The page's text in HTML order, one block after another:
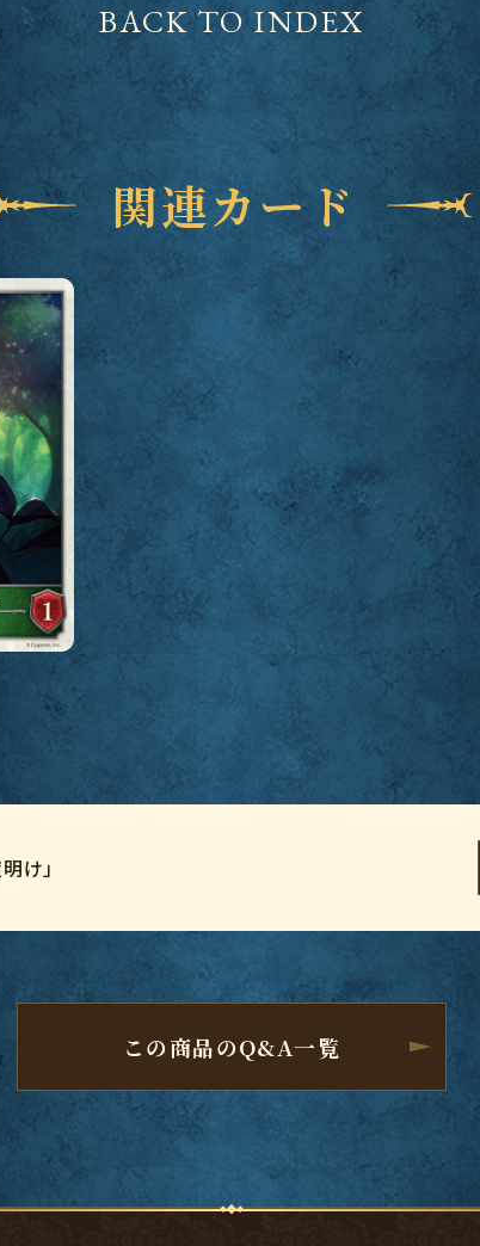
BACK TO INDEX
関連カード
け」
この商品のQ&A一覧